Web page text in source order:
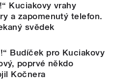
Kuciakovy vrahy
a zapomenutý telefon.
svědek
Budíček pro Kuciakovy
poprvé někdo
Kočnera